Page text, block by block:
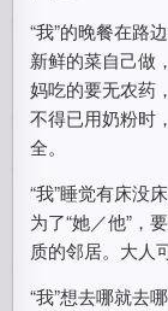
“我”的晚餐在路
新鲜的菜自己做
妈吃的要无农药
不得已用奶粉时
全。
“我”睡觉有床没
为了“她／他”，
质的邻居。大人
“我”想去哪就去